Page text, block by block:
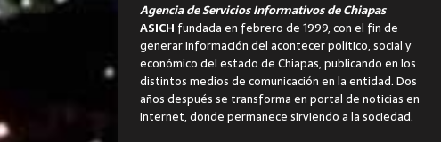
Agencia de Servicios Informativos de Chiapas
ASICH fundada en febrero de 1999, con el fin de
generar información del acontecer político, social y
económico del estado de Chiapas, publicando en los
distintos medios de comunicación en la entidad. Dos
años después se transforma en portal de noticias en
internet, donde permanece sirviendo a la sociedad.